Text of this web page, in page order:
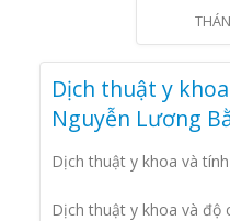
Dịch thuật y
Nguyễn Lương
Dịch thuật y khoa và
Dịch thuật y khoa và độ